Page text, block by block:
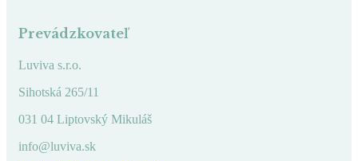
Prevádzkovateľ
Luviva s.r.o.
Sihotská 265/11
031 04 Liptovský Mikuláš
info@luviva.sk